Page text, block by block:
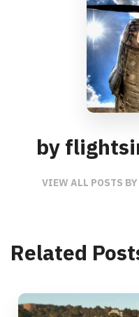
by
VIEW ALL POSTS
Related